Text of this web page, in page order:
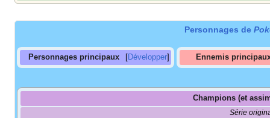
Personnages de
Développer
Personnages principaux Ennemis
Champions (et
Série